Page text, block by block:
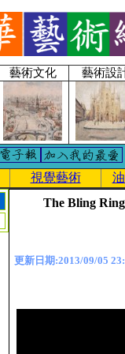
藝術文化 藝術設
視覺藝術
The Bling
更新日期:2013/09/05